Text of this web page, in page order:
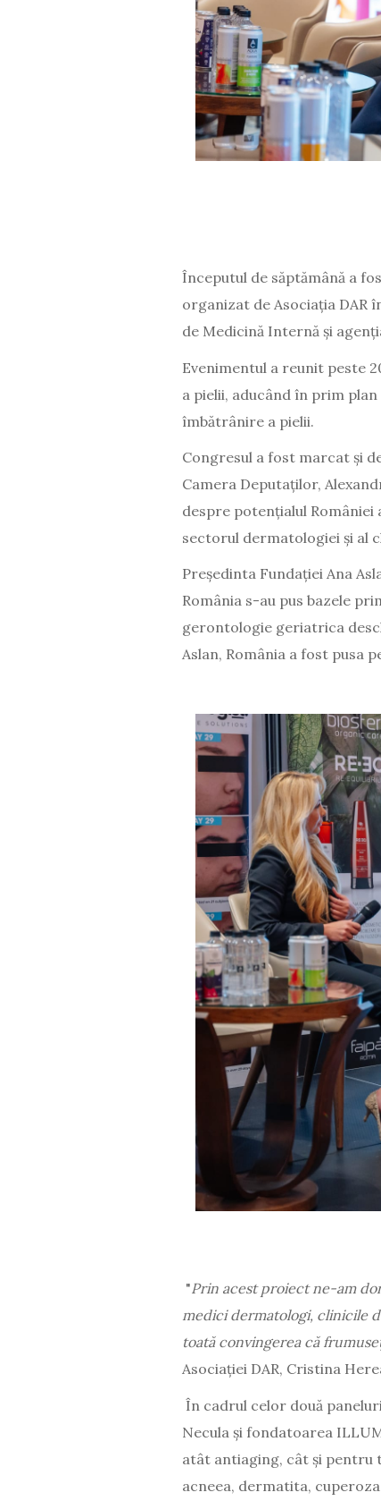
Începutul de săptămână a
organizat de Asociația DAR
de Medicină Internă și
Evenimentul a reunit peste
a pielii, aducând în prim
îmbătrânire a pielii.
Congresul a fost marcat și
Camera Deputaților,
despre potențialul
sectorul dermatologiei și al
Președinta Fundației Ana
România s-au pus bazele
gerontologie geriatrica
Aslan, România a fost pusa
"Prin acest proiect ne-am
medici dermatologi, clinicile
toată convingerea că
Asociației DAR, Cristina
În cadrul celor două
Necula și fondatoarea
atât antiaging, cât și pentru
acneea, dermatita,